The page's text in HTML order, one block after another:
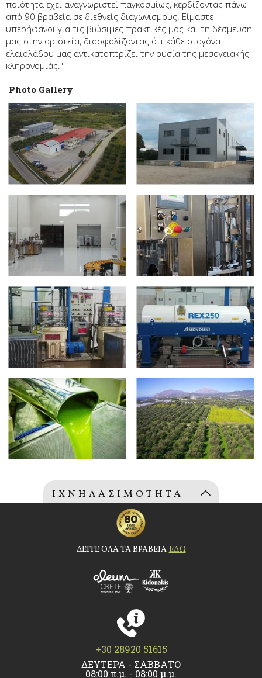
ποιότητα έχει αναγνωριστεί παγκοσμίως, κερδίζοντας πάνω
από 90 βραβεία σε διεθνείς διαγωνισμούς. Είμαστε
υπερήφανοι για τις βιώσιμες πρακτικές μας και τη δέσμευση
μας στην αριστεία, διασφαλίζοντας ότι κάθε σταγόνα
ελαιολάδου μας αντικατοπτρίζει την ουσία της μεσογειακής
κληρονομιάς."
Photo Gallery
ΙΧΝΗΛΑΣΙΜΟΤΗΤΑ
ΕΛΑΙΟΛΑΔΟΥ
Lot number: (0407022013)
ΔΕΙΤΕ ΟΛΑ ΤΑ ΒΡΑΒΕΙΑ ΕΔΩ
+30 28920 51615
ΔΕΥΤΕΡΑ - ΣΑΒΒΑΤΟ
08:00 π.μ. - 08:00 μ.μ.